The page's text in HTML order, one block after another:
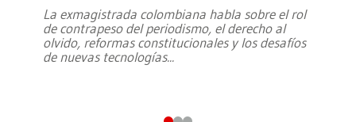
La exmagistrada colombiana habla sobre el rol
de contrapeso del periodismo, el derecho al
olvido, reformas constitucionales y los desafíos
de nuevas tecnologías...